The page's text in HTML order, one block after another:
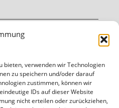
bieten, verwenden wir Technologien
zu speichern und/oder darauf
zustimmen, können wir
IDs auf dieser Website
nicht erteilen oder zurückziehen,